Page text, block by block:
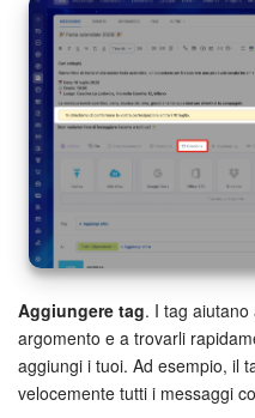
Aggiungere tag. I tag
argomento e a trovarli
aggiungi i tuoi. Ad esempio, il
velocemente tutti i messaggi